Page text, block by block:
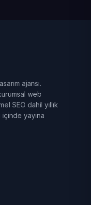
ajansı.
web
SEO dahil yıllık
yayına